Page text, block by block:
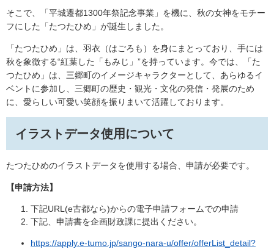
そこで、「平城遷都1300年祭記念事業」を機に、秋の女神をモチー
フにした「たつたひめ」が誕生しました。
「たつたひめ」は、羽衣（はごろも）を身にまとっており、手には
秋を象徴する“紅葉した「もみじ」”を持っています。今では、「た
つたひめ」は、三郷町のイメージキャラクターとして、あらゆるイ
ベントに参加し、三郷町の歴史・観光・文化の発信・発展のため
に、愛らしい可愛い笑顔を振りまいて活躍しております。
イラストデータ使用について
たつたひめのイラストデータを使用する場合、申請が必要です。
【申請方法】
下記URL(e古都なら)からの電子申請フォームでの申請
下記、申請書を企画財政課に提出ください。
https://apply.e-tumo.jp/sango-nara-u/offer/offerList_detail?